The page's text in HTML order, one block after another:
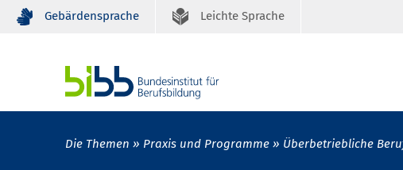
Gebärdensprache Leichte Sprache
Die Themen Praxis und Programme Überbetriebliche